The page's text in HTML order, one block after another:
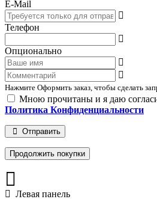
E-Mail
Телефон
Опционально
Нажмите Оформить заказ, чтобы сделать
Мною прочитаны и я даю
Политика Конфиденциальности
Отправить
Продолжить покупки
Левая панель